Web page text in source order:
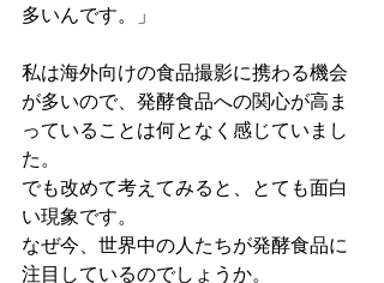
多いんです。」
私は海外向けの食品撮影に携わる機会
が多いので、発酵食品への関心が高ま
っていることは何となく感じていまし
た。
でも改めて考えてみると、とても面白
い現象です。
なぜ今、世界中の人たちが発酵食品に
注目しているのでしょうか。